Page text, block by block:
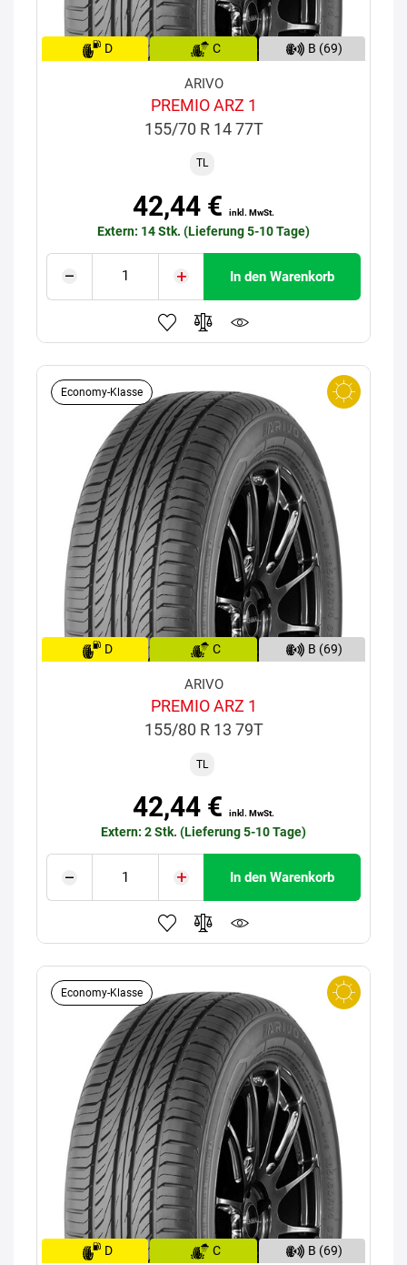
D C B (69)
ARIVO
PREMIO ARZ 1
155/70 R 14 77T
TL
42,44 € inkl. MwSt.
Extern: 14 Stk. (Lieferung 5-10 Tage)
In den Warenkorb
Economy-Klasse
D C B (69)
ARIVO
PREMIO ARZ 1
155/80 R 13 79T
TL
42,44 € inkl. MwSt.
Extern: 2 Stk. (Lieferung 5-10 Tage)
In den Warenkorb
Economy-Klasse
D C B (69)